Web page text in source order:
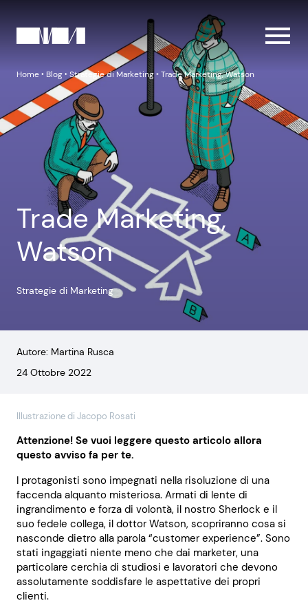
Home‣ Blog‣Strategie di Marketing‣Trade Marketing, Watson
Trade Marketing,
Watson
Strategie di Marketing
Autore: Martina Rusca
24 Ottobre 2022
Illustrazione di Jacopo Rosati
Attenzione! Se vuoi leggere questo articolo allora
questo avviso fa per te.
I protagonisti sono impegnati nella risoluzione di una
faccenda alquanto misteriosa. Armati di lente di
ingrandimento e forza di volontà, il nostro Sherlock e il
suo fedele collega, il dottor Watson, scopriranno cosa si
nasconde dietro alla parola “customer experience”. Sono
stati ingaggiati niente meno che dai marketer, una
particolare cerchia di studiosi e lavoratori che devono
assolutamente soddisfare le aspettative dei propri
clienti.